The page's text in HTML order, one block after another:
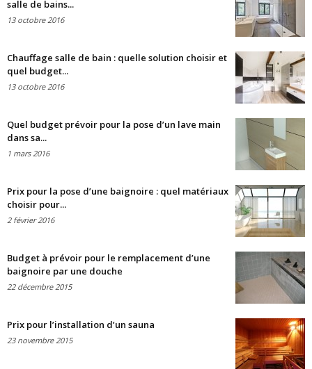
salle de bains...
13 octobre 2016
Chauffage salle de bain : quelle solution choisir et
quel budget...
13 octobre 2016
Quel budget prévoir pour la pose d’un lave main
dans sa...
1 mars 2016
Prix pour la pose d’une baignoire : quel matériaux
choisir pour...
2 février 2016
Budget à prévoir pour le remplacement d’une
baignoire par une douche
22 décembre 2015
Prix pour l’installation d’un sauna
23 novembre 2015